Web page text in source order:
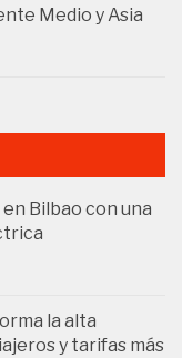
Medio y Asia
Bilbao con una
la alta
y tarifas más